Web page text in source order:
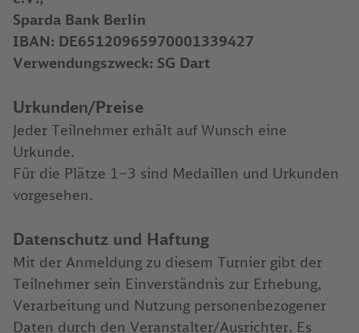
Sparda Bank Berlin
IBAN: DE65120965970001339427
Verwendungszweck: SG Dart
Urkunden/Preise
Jeder Teilnehmer erhält auf Wunsch eine
Urkunde.
Für die Plätze 1–3 sind Medaillen und Urkunden
vorgesehen.
Datenschutz und Haftung
Mit der Anmeldung zu diesem Turnier gibt der
Teilnehmer sein Einverständnis zur Erhebung,
Verarbeitung und Nutzung personenbezogener
Daten durch den Veranstalter/Ausrichter. Es